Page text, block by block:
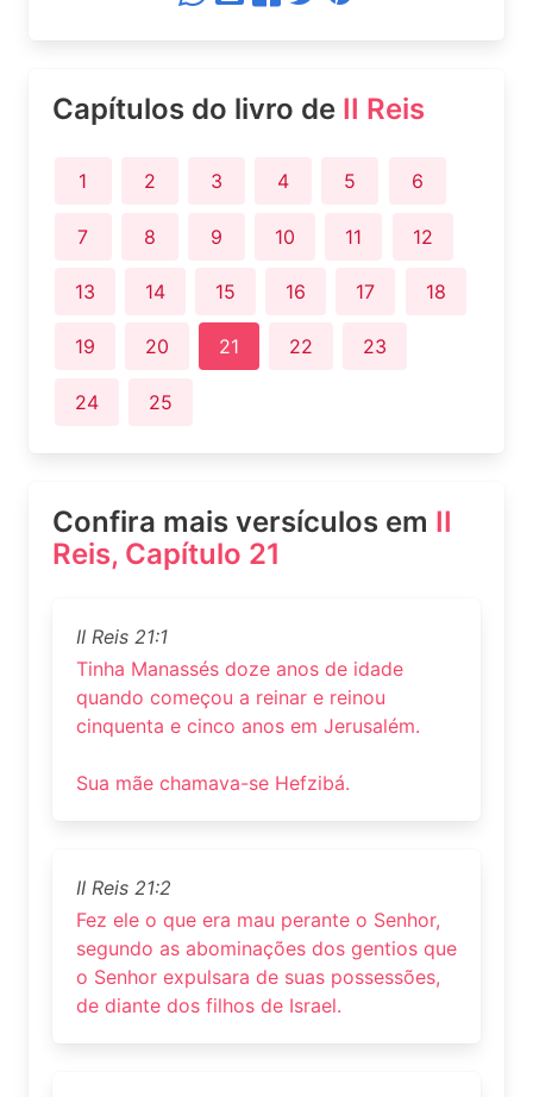
Capítulos do livro de II Reis
1 2 3 4 5 6
7 8 9 10 11 12
13 14 15 16 17 18
19 20 21 22 23
24 25
Confira mais versículos em II
Reis, Capítulo 21
II Reis 21:1
Tinha Manassés doze anos de idade
quando começou a reinar e reinou
cinquenta e cinco anos em Jerusalém.
Sua mãe chamava-se Hefzibá.
II Reis 21:2
Fez ele o que era mau perante o Senhor,
segundo as abominações dos gentios que
o Senhor expulsara de suas possessões,
de diante dos filhos de Israel.